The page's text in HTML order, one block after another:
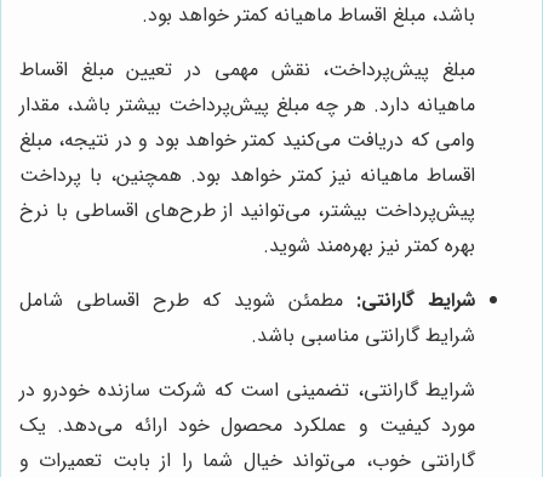
باشد، مبلغ اقساط ماهیانه کمتر خواهد بود.
مبلغ پیش‌پرداخت، نقش مهمی در تعیین مبلغ اقساط
ماهیانه دارد. هر چه مبلغ پیش‌پرداخت بیشتر باشد، مقدار
وامی که دریافت می‌کنید کمتر خواهد بود و در نتیجه، مبلغ
اقساط ماهیانه نیز کمتر خواهد بود. همچنین، با پرداخت
پیش‌پرداخت بیشتر، می‌توانید از طرح‌های اقساطی با نرخ
بهره کمتر نیز بهره‌مند شوید.
شرایط گارانتی: مطمئن شوید که طرح اقساطی شامل
شرایط گارانتی مناسبی باشد.
شرایط گارانتی، تضمینی است که شرکت سازنده خودرو در
مورد کیفیت و عملکرد محصول خود ارائه می‌دهد. یک
گارانتی خوب، می‌تواند خیال شما را از بابت تعمیرات و